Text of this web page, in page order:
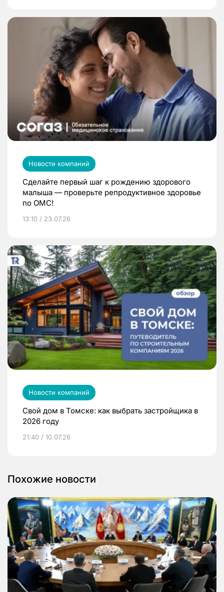
Новости компаний
Сделайте первый шаг к рождению здорового
малыша — проверьте репродуктивное здоровье
по ОМС!
13:10 / 23.07.26
Новости компаний
Свой дом в Томске: как выбрать застройщика в
2026 году
21:40 / 10.07.26
Похожие новости